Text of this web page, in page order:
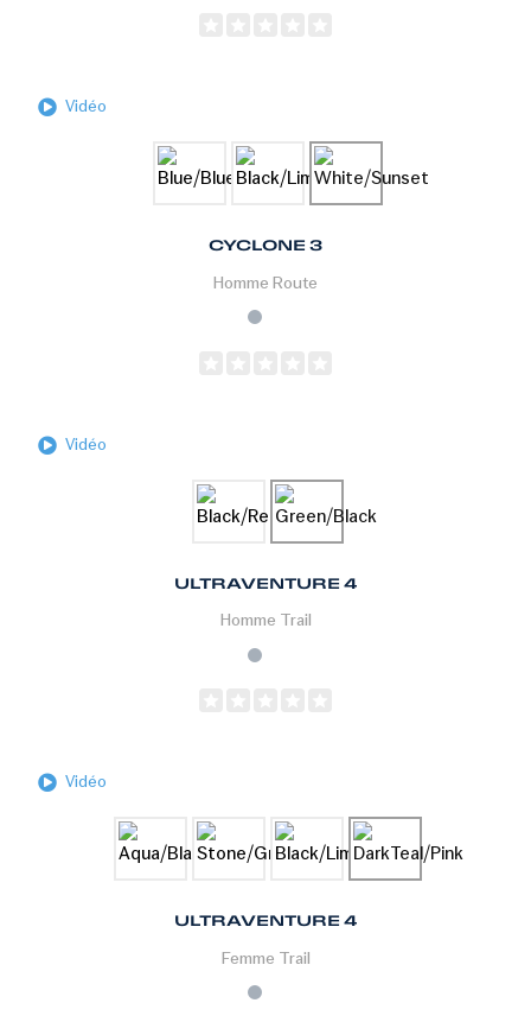
Vidéo
CYCLONE 3
Homme Route
Vidéo
ULTRAVENTURE 4
Homme Trail
Vidéo
ULTRAVENTURE 4
Femme Trail